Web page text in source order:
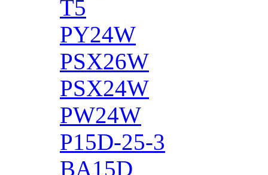
T5
PY24W
PSX26W
PSX24W
PW24W
P15D-25-3
BA15D